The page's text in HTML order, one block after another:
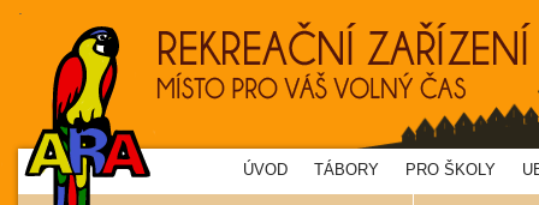
ÚVOD TÁBORY PRO ŠKOLY